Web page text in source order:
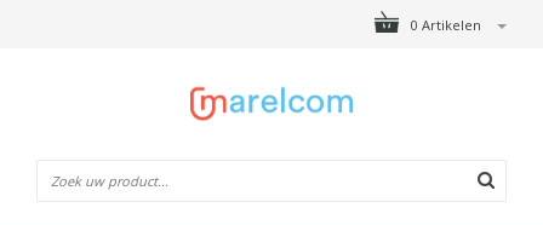
0 Artikelen